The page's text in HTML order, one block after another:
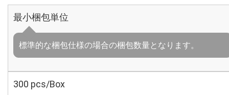
最小梱包単位
標準的な梱包仕様の場合の梱包数量となります。
300 pcs/Box